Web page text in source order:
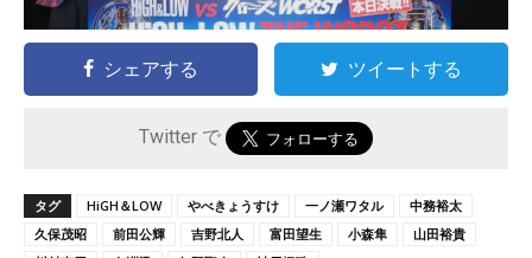
シェアする ツイートする
Twitter で
タグ HiGH＆LOW やべきょうすけ 一ノ瀬ワタル
中務裕太
久保茂昭
前田公輝 吉野北人 富田望生 小森隼
山田裕貴